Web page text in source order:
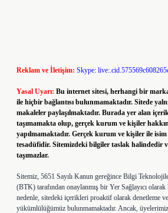
Reklam ve İletişim: Skype:
Yasal Uyarı: Bu internet sitesi, herhangi bir
ile hiçbir bağlantısı bulunmamaktadır. Sitede
makaleler paylaşılmaktadır. Burada yer alan
taşımamakta olup, gerçek kurum ve kişiler
yapılmamaktadır. Gerçek kurum ve kişiler ile
tesadüfidir. Sitemizdeki bilgiler taslak halindedir
taşımazlar.
Sitemiz, 5651 Sayılı Kanun gereğince Bilgi
(BTK) tarafından onaylanmış bir Yer Sağlayıcı
nedenle, sitedeki içerikleri proaktif olarak denetleme
yükümlülüğümüz bulunmamaktadır. Ancak,